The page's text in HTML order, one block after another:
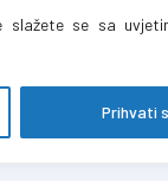
slažete se sa
Prihvati
688
FBiH – sva prava